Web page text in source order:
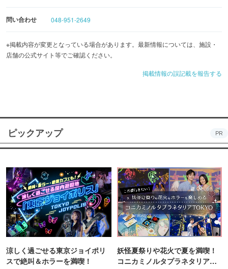
問い合わせ 048-951-2649
※掲載内容が変更となっている場合があります。最新情報については、施設・
店舗の公式サイト等でご確認ください。
掲載情報の誤記載を報告する
ピックアップ PR
涼しく過ごせる東京ジョイポリ
スで絶叫＆ホラーを満喫！
妖怪夏祭りや花火で夏を満喫！
コニカミノルタプラネタリア